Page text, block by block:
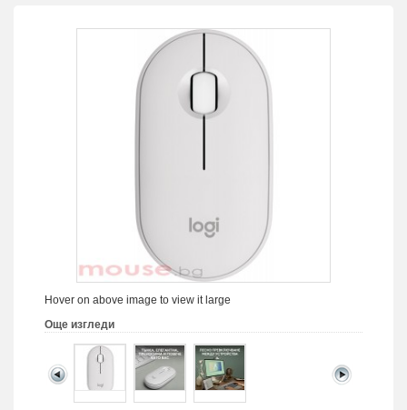
Hover on above image to view it large
Още изгледи